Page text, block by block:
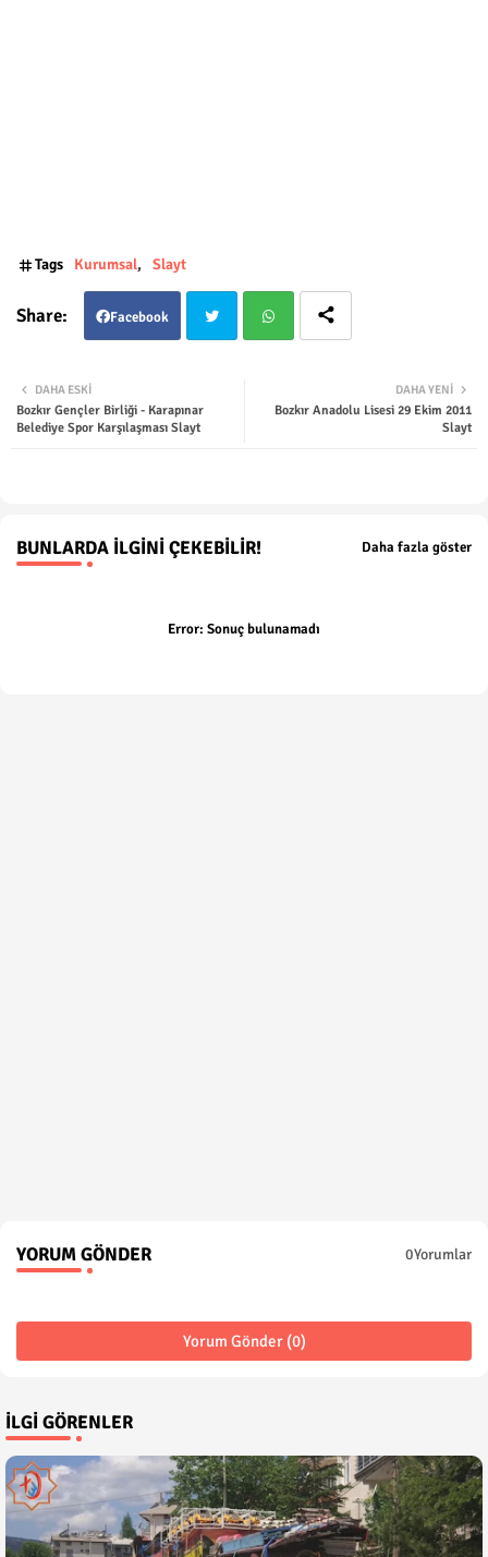
Tags Kurumsal Slayt
Facebook
ter tsap
DAHA YENI
Bozkır Anadolu Lisesi 29 Ekim 2011
Slayt
DAHA ESKI
Bozkır Gençler Birliği - Karapınar
Belediye Spor Karşılaşması Slayt
BUNLARDA İLGINI ÇEKEBILIR! Daha fazla göster
Error: Sonuç bulunamadı
YORUM GÖNDER 0Yorumlar
Yorum Gönder (0)
İLGI GÖRENLER